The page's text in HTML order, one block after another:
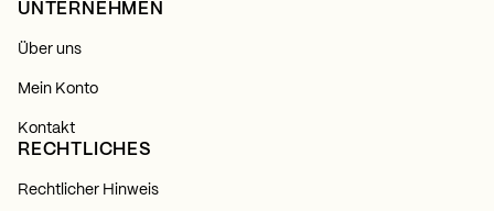
UNTERNEHMEN
Über uns
Mein Konto
Kontakt
RECHTLICHES
Rechtlicher Hinweis